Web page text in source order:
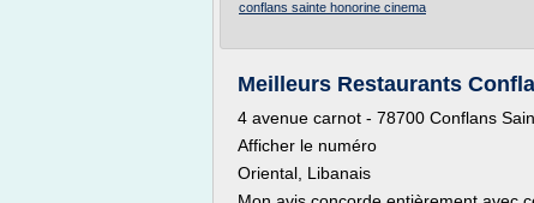
conflans sainte honorine cinema
Meilleurs Restaurants
4 avenue carnot - 78700 Conflans
Afficher le numéro
Oriental, Libanais